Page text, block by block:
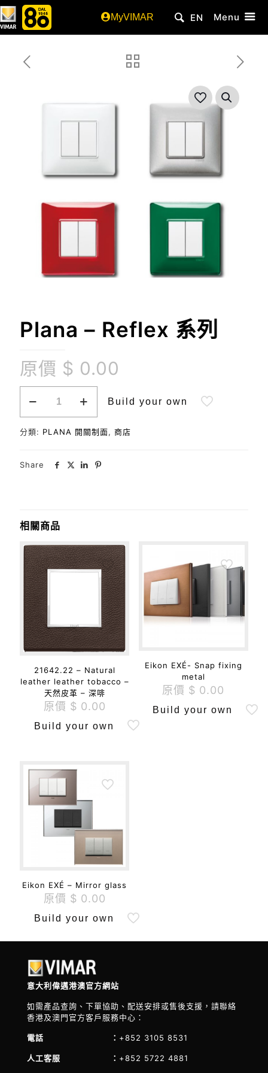
MyVIMAR EN Menu
Plana – Reflex 系列
原價 $ 0.00
列
Build your own
分類: PLANA 開關制面, 商店
Share
相關商品
21642.22 – Natural
leather leather tobacco –
天然皮革 – 深啡
原價 $ 0.00
Build your own
Eikon EXÉ- Snap fixing
metal
原價 $ 0.00
Build your own
Eikon EXÉ – Mirror glass
原價 $ 0.00
Build your own
意大利偉邁港澳官方網站
如需產品查詢、下單協助、配送安排或售後支援，請聯絡
香港及澳門官方客戶服務中心：
電話 ： +852 3105 8531
人工客服 ： +852 5722 4881